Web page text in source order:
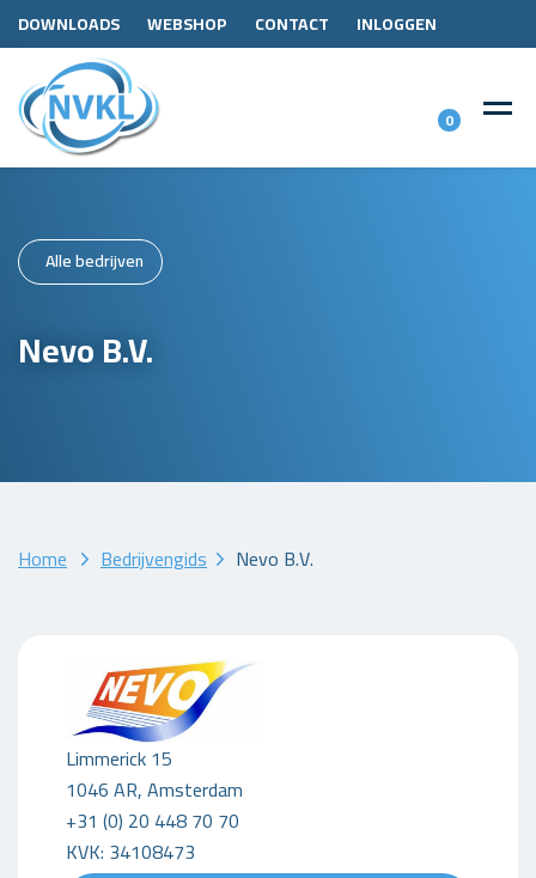
DOWNLOADS WEBSHOP CONTACT INLOGGEN
0
Alle bedrijven
Nevo B.V.
Home Bedrijvengids Nevo B.V.
Limmerick 15
1046 AR, Amsterdam
+31 (0) 20 448 70 70
KVK: 34108473